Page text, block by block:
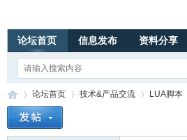
论坛首页 信息发布 资料分享
论坛首页 技术&产品交流 LUA脚本